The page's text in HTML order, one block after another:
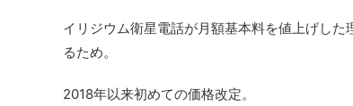
イリジウム衛星電話が月額基本料を値上げし
るため。
2018年以来初めての価格改定。